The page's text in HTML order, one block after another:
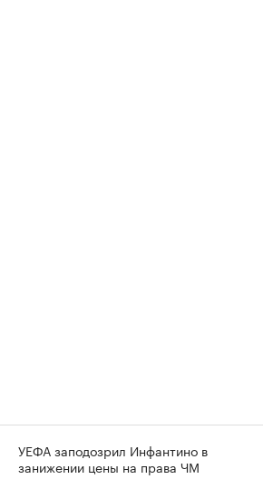
УЕФА заподозрил Инфантино в
занижении цены на права ЧМ